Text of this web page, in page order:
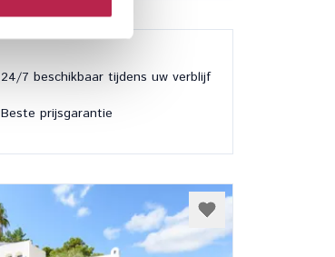
24/7 beschikbaar tijdens uw verblijf
Beste prijsgarantie